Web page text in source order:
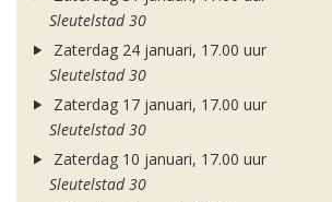
Sleutelstad 30
Zaterdag 24 januari, 17.00 uur
Sleutelstad 30
Zaterdag 17 januari, 17.00 uur
Sleutelstad 30
Zaterdag 10 januari, 17.00 uur
Sleutelstad 30